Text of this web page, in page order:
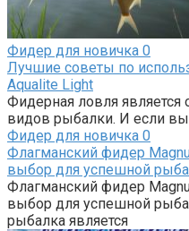
Фидер для новичка 0
Лучшие советы по
Aqualite Light
Фидерная ловля
видов рыбалки. И если вы
Фидер для новичка 0
Флагманский фидер
выбор для успешной
Флагманский фидер
выбор для успешной
рыбалка является